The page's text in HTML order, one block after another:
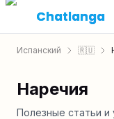
Chatlanga
Испанский 🇷🇺
Наречия
Полезные статьи